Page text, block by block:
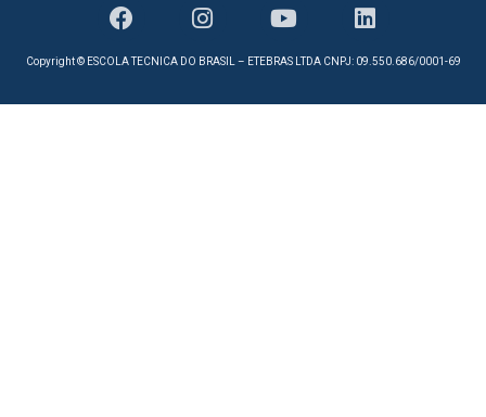
Copyright © ESCOLA TECNICA DO BRASIL – ETEBRAS LTDA CNPJ: 09.550.686/0001-69